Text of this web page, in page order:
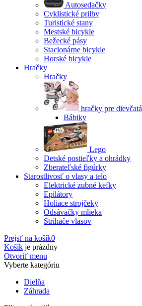
Autosedačky
Cyklistické prilby
Turistické stany
Mestské bicykle
Bežecké pásy
Stacionárne bicykle
Horské bicykle
Hračky
Hračky
hračky pre dievčatá
Bábiky
Lego
Detské postieľky a ohrádky
Zberateľské figúrky
Starostlivosť o vlasy a telo
Elektrické zubné kefky
Epilátory
Holiace strojčeky
Odsávačky mlieka
Strihače vlasov
Prejsť na košík0
Košík je prázdny
Otvoriť menu
Vyberte kategóriu
Dielňa
Záhrada